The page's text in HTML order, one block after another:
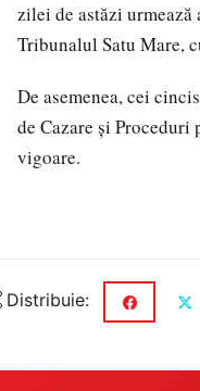
zilei de astăzi
Tribunalul Satu Mare,
De asemenea, cei
de Cazare și
vigoare.
Distribuie: